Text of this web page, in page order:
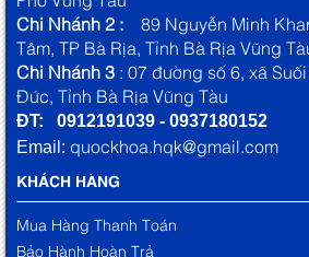
Chi Nhánh 2 : 89 Nguyễn Minh
Tâm, TP Bà Rịa, Tỉnh Bà Rịa Vũng
Chi Nhánh 3 : 07 đường số 6, xã
Đức, Tỉnh Bà Rịa Vũng Tàu
ĐT: 0912191039 - 0937180152
Email: quockhoa.hqk@gmail.com
KHÁCH HÀNG
Mua Hàng Thanh Toán
Bảo Hành Hoàn Trả